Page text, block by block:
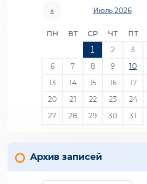
« Июль 2026
ПН ВТ СР ЧТ ПТ
1
2 3
6
7 8 9 10
13
14 15 16 17
20
21 22 23 24
27
28 29 30 31
Архив записей